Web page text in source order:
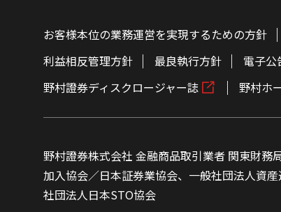
お客様本位の業務運営を実現するための方針
利益相反管理方針
最良執行方針 電子公
野村證券ディスクロージャー誌
野村ホ
野村證券株式会社 金融商品取引業者 関東財務
加入協会／日本証券業協会、一般社団法人資
社団法人日本STO協会